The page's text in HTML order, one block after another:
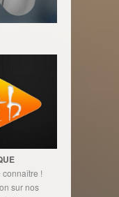
!
sur nos